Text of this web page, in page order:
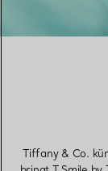
Tiffany & Co.